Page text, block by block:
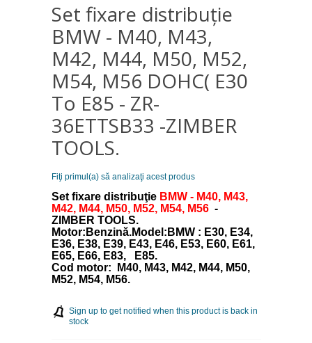
Set fixare distribuţie
BMW - M40, M43,
M42, M44, M50, M52,
M54, M56 DOHC( E30
To E85 - ZR-
36ETTSB33 -ZIMBER
TOOLS.
Fiţi primul(a) să analizaţi acest produs
Set fixare distribuţieBMW - M40, M43,
M42, M44, M50, M52, M54, M56-
ZIMBER TOOLS.
Motor:Benzină.Model:BMW : E30, E34,
E36, E38, E39, E43, E46, E53, E60, E61,
E65, E66, E83, E85.
Cod motor: M40, M43, M42, M44, M50,
M52, M54, M56.
Sign up to get notified when this product is back in
stock